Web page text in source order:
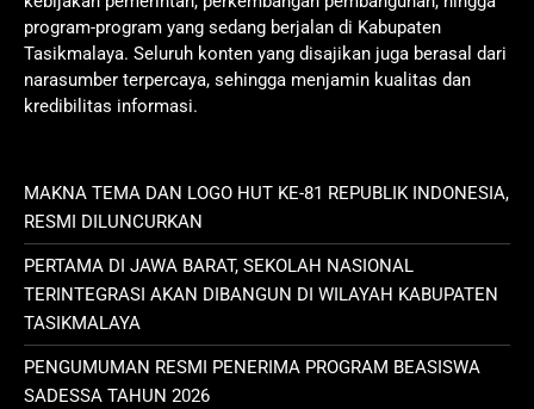
program-program yang sedang berjalan di Kabupaten
Tasikmalaya. Seluruh konten yang disajikan juga berasal dari
narasumber terpercaya, sehingga menjamin kualitas dan
kredibilitas informasi.
MAKNA TEMA DAN LOGO HUT KE-81 REPUBLIK INDONESIA,
RESMI DILUNCURKAN
PERTAMA DI JAWA BARAT, SEKOLAH NASIONAL
TERINTEGRASI AKAN DIBANGUN DI WILAYAH KABUPATEN
TASIKMALAYA
PENGUMUMAN RESMI PENERIMA PROGRAM BEASISWA
SADESSA TAHUN 2026